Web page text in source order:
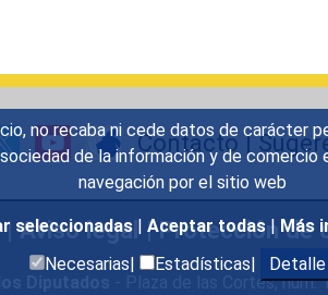
no recaba ni cede datos de carácter
de la información y de
navegación por el sitio web
seleccionadas | Aceptar todas | Más
Necesarias|
Estadísticas| Detalle
Contacto|
|Aviso legal|Protección de
- Plaza de las Cortes, núm.